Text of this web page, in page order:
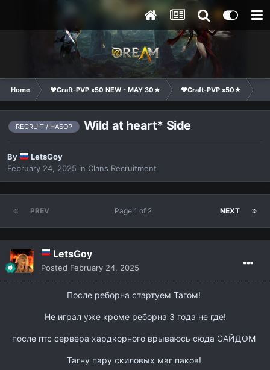
Home ❤Craft-PVP x50 NEW - MAY 30★ ❤Craft-PVP x50★
RECRUIT / НАБОР Wild at heart* Side
By
LetsGoy
February 24, 2025 in Clans Recruitment
PREV NEXT
Page 1 of 2
LetsGoy
Posted February 24, 2025
После реборна стартуем Тагом!
Не играл уже кроме реборна 3 года не где!
после птс сервера хардкорного врываюсь сюда САЙДОМ
Тагну пару скиловых маг паков!